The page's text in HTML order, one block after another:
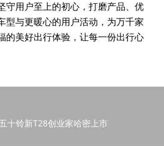
守用户至上的初心，打磨产品、优
型与更暖心的用户活动，为万千家
的美好出行体验，让每一份出行心
十铃新T28创业家哈密上市